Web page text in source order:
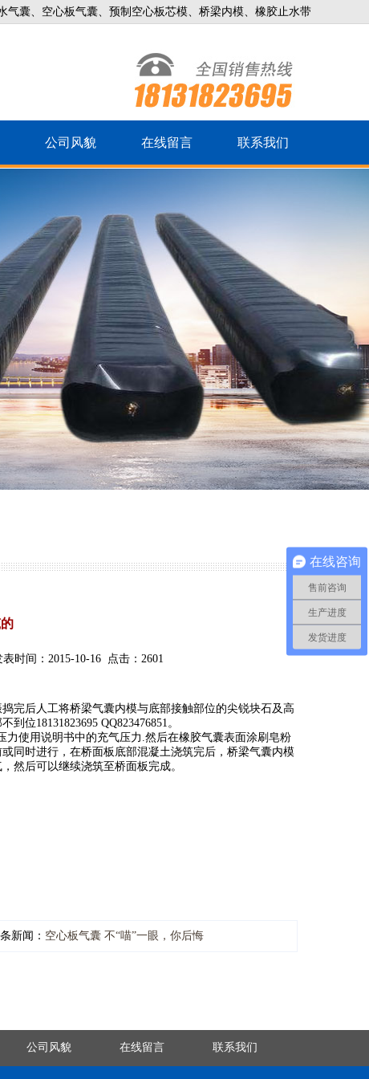
气囊、空心板气囊、预制空心板芯模、桥梁内模、橡胶止水带
公司风貌 在线留言 联系我们
时间：2015-10-16 点击：2601
完后人工将桥梁气囊内模与底部接触部位的尖锐块石及高
位18131823695 QQ823476851。
使用说明书中的充气压力.然后在橡胶气囊表面涂刷皂粉
同时进行，在桥面板底部混凝土浇筑完后，桥梁气囊内模
然后可以继续浇筑至桥面板完成。
新闻： 空心板气囊 不“喵”一眼，你后悔
公司风貌 在线留言 联系我们
在线咨询
售前咨询
生产进度
发货进度